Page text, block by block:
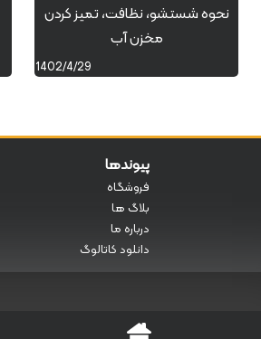
نحوه شستشو، نظافت، تمیز کردن
مخزن آب
1402/4/29
پیوندها
فروشگاه
بلاگ ها
درباره ما
دانلود کاتالوگ